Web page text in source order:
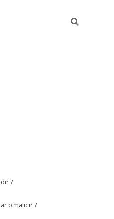
?
olmalıdır ?